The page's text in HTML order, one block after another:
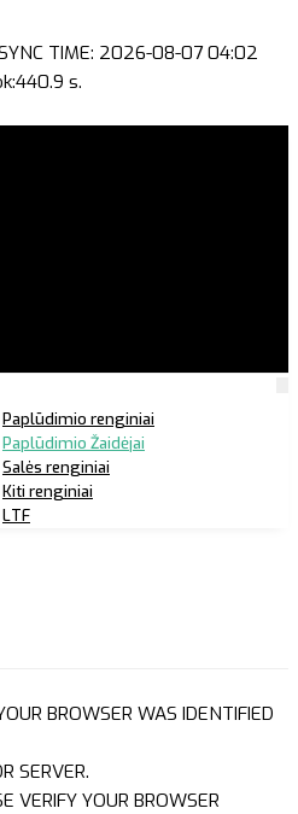
SYNC TIME: 2026-08-07 04:02
s.
Paplūdimio renginiai
Paplūdimio Žaidėjai
Salės renginiai
Kiti renginiai
LTF
BROWSER WAS IDENTIFIED
SERVER.
VERIFY YOUR BROWSER